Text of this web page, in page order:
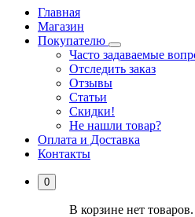
Главная
Магазин
Покупателю
Часто задаваемые
Отследить заказ
Отзывы
Статьи
Скидки!
Не нашли товар?
Оплата и Доставка
Контакты
0
В корзине нет товаров.